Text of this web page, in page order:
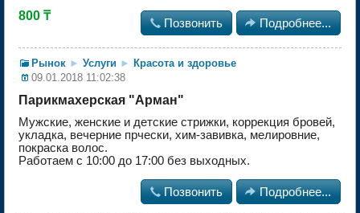
800 ₸
 Позвонить  Подробнее...
Рынок ► Услуги ► Красота и здоровье
09.01.2018 11:02:38
Парикмахерская "Арман"
Мужские, женские и детские стрижки, коррекция бровей,
укладка, вечерние прчески, хим-завивка, мелировние,
покраска волос.
Работаем с 10:00 до 17:00 без выходных.
 Позвонить  Подробнее...